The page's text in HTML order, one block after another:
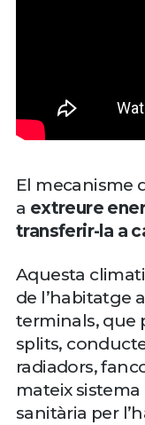
El mecanisme
a extreure
transferir-la a
Aquesta
de l’habitatge
terminals, que
splits,
radiadors,
mateix
sanitària per